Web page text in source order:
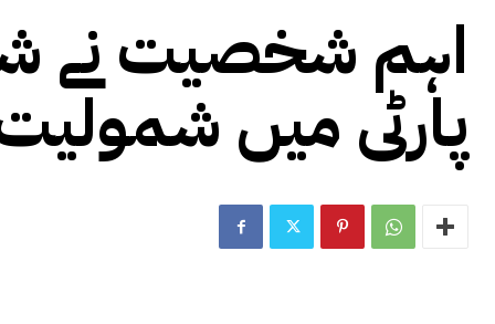
اہم شخصیت نے
پارٹی میں